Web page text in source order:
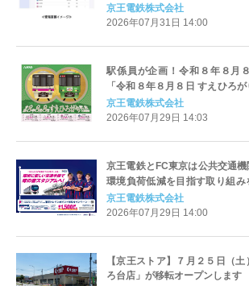
京王電鉄株式会社
2026年07月31日 14:00
駅係員が企画！令和８年８月
「令和８年８月８日 すえひろ
２日から発売します！
京王電鉄株式会社
2026年07月29日 14:03
京王電鉄とFC東京は公共交通
環境負荷低減を目指す取り組み
実施します
京王電鉄株式会社
2026年07月29日 14:00
【京王ストア】７月２５日（
ろ台店」が移転オープンします